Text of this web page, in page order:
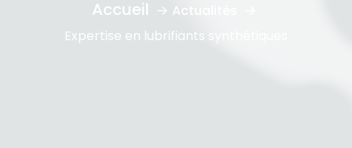
Actualités
Expertise en lubrifiants synthétiques